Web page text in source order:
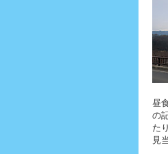
昼
の
た
見